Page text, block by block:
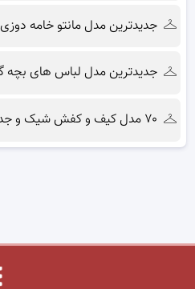
جدیدترین مدل مانتو خامه دوزی شده ۲۰۲۲
جدیدترین مدل لباس های بچه
۷۰ مدل کیف و کفش شیک و جدید مناسب عید نوروز ۱۴۰۱